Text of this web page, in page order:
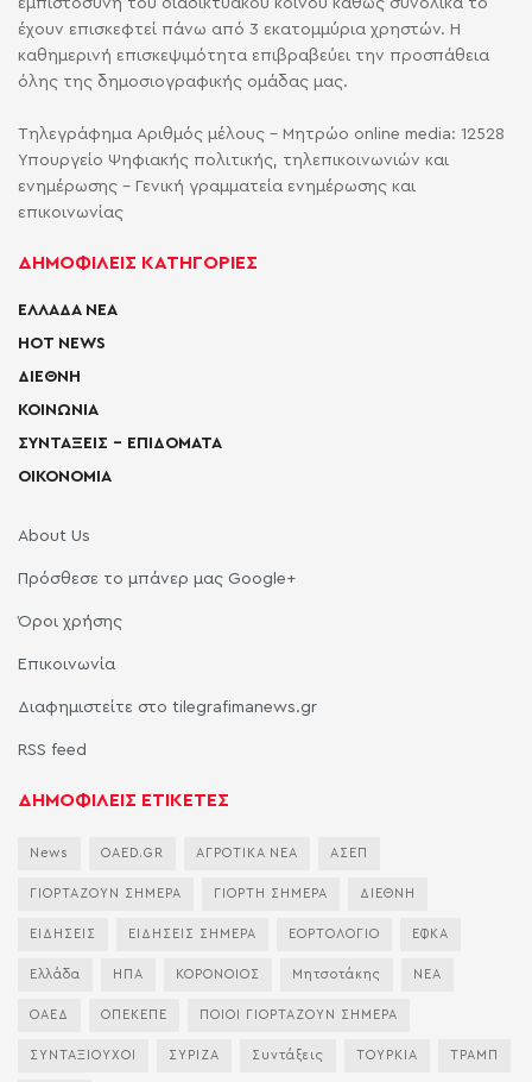
εμπιστοσύνη του διαδικτυακού κοινού καθώς συνολικά το
έχουν επισκεφτεί πάνω από 3 εκατομμύρια χρηστών. Η
καθημερινή επισκεψιμότητα επιβραβεύει την προσπάθεια
όλης της δημοσιογραφικής ομάδας μας.
Τηλεγράφημα Αριθμός μέλους - Μητρώο online media: 12528
Υπουργείο Ψηφιακής πολιτικής, τηλεπικοινωνιών και
ενημέρωσης - Γενική γραμματεία ενημέρωσης και
επικοινωνίας
ΔΗΜΟΦΙΛΕΙΣ ΚΑΤΗΓΟΡΙΕΣ
ΕΛΛΑΔΑ ΝΕΑ
HOT NEWS
ΔΙΕΘΝΗ
ΚΟΙΝΩΝΙΑ
ΣΥΝΤΑΞΕΙΣ – ΕΠΙΔΟΜΑΤΑ
ΟΙΚΟΝΟΜΙΑ
About Us
Πρόσθεσε το μπάνερ μας Google+
Όροι χρήσης
Επικοινωνία
Διαφημιστείτε στο tilegrafimanews.gr
RSS feed
ΔΗΜΟΦΙΛΕΙΣ ΕΤΙΚΕΤΕΣ
News OAED.GR ΑΓΡΟΤΙΚΑ ΝΕΑ ΑΣΕΠ
ΓΙΟΡΤΑΖΟΥΝ ΣΗΜΕΡΑ ΓΙΟΡΤΗ ΣΗΜΕΡΑ ΔΙΕΘΝΗ
ΕΙΔΗΣΕΙΣ ΕΙΔΗΣΕΙΣ ΣΗΜΕΡΑ ΕΟΡΤΟΛΟΓΙΟ ΕΦΚΑ
Ελλάδα ΗΠΑ ΚΟΡΟΝΟΙΟΣ Μητσοτάκης ΝΕΑ
ΟΑΕΔ ΟΠΕΚΕΠΕ ΠΟΙΟΙ ΓΙΟΡΤΑΖΟΥΝ ΣΗΜΕΡΑ
ΣΥΝΤΑΞΙΟΥΧΟΙ ΣΥΡΙΖΑ Συντάξεις ΤΟΥΡΚΙΑ ΤΡΑΜΠ